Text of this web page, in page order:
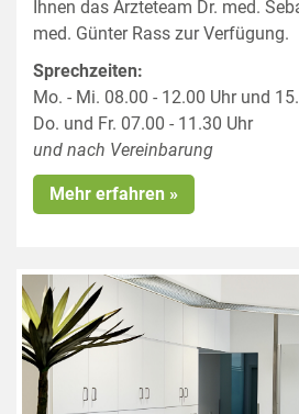
Ihnen das Ärzteteam Dr. med.
med. Günter Rass zur Verfügung.
Sprechzeiten:
Mo. - Mi. 08.00 - 12.00 Uhr und
Do. und Fr. 07.00 - 11.30 Uhr
und nach Vereinbarung
Mehr erfahren »